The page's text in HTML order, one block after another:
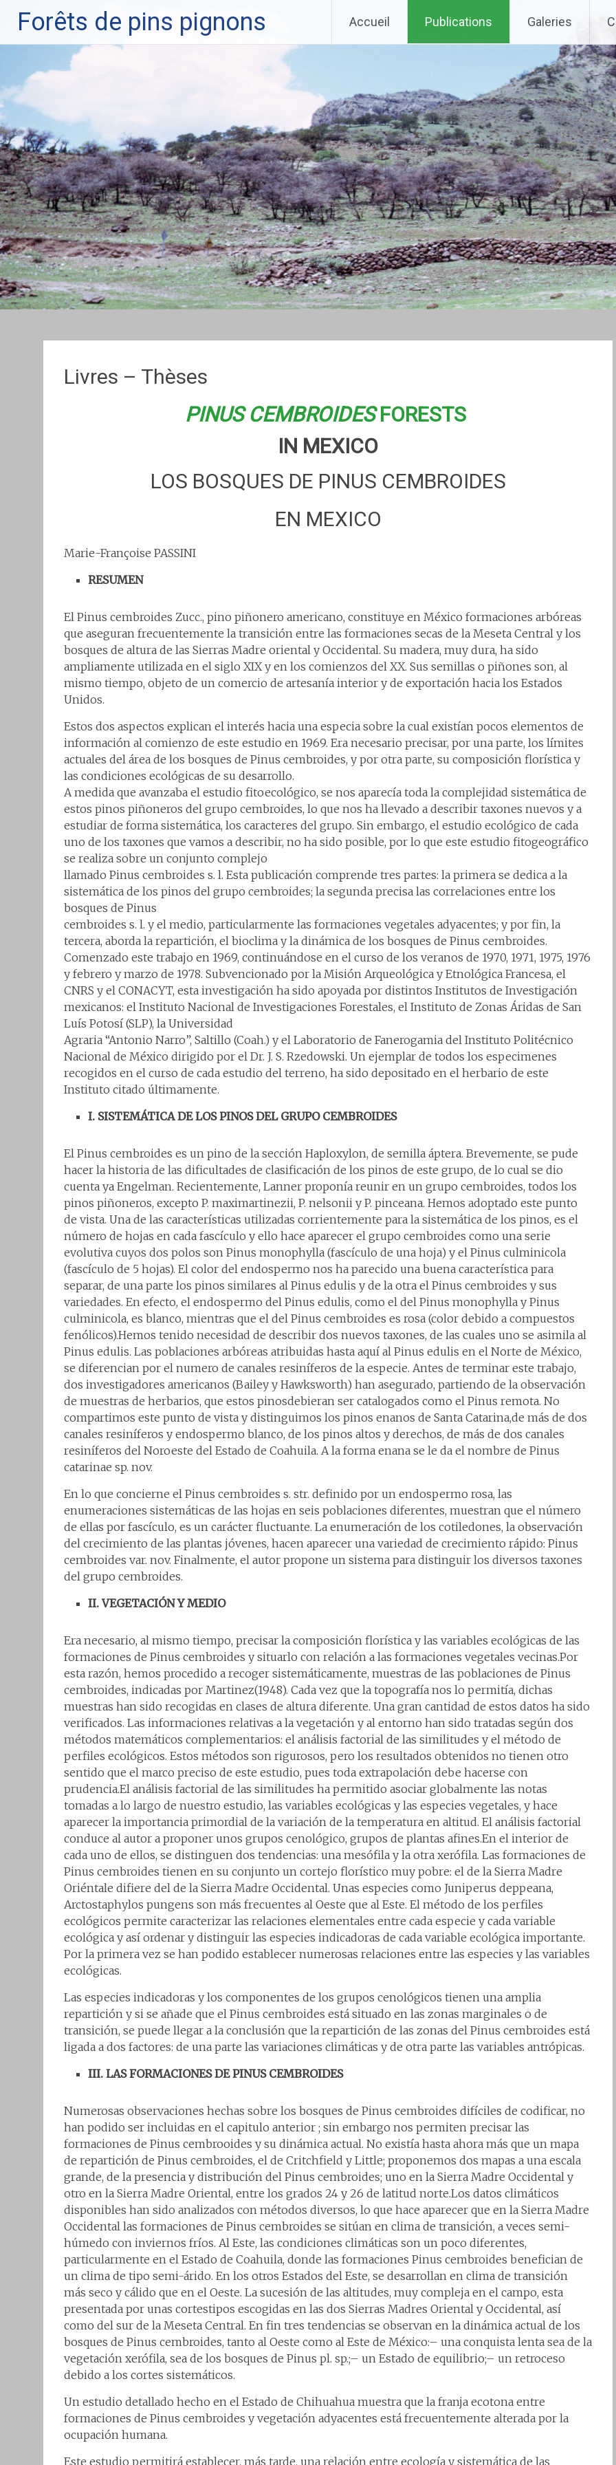
Forêts de pins pignons Accueil Publications Galeries
Livres – Thèses
PINUS CEMBROIDESFORESTS
IN MEXICO
LOS BOSQUES DE PINUS CEMBROIDES
EN MEXICO
Marie-Françoise PASSINI
RESUMEN
El Pinus cembroides Zucc., pino piñonero americano, constituye en México formaciones arbóreas
que aseguran frecuentemente la transición entre las formaciones secas de la Meseta Central y los
bosques de altura de las Sierras Madre oriental y Occidental. Su madera, muy dura, ha sido
ampliamente utilizada en el siglo XIX y en los comienzos del XX. Sus semillas o piñones son, al
mismo tiempo, objeto de un comercio de artesanía interior y de exportación hacia los Estados
Unidos.
Estos dos aspectos explican el interés hacia una especia sobre la cual existían pocos elementos de
información al comienzo de este estudio en 1969. Era necesario precisar, por una parte, los límites
actuales del área de los bosques de Pinus cembroides, y por otra parte, su composición florística y
las condiciones ecológicas de su desarrollo.
A medida que avanzaba el estudio fitoecológico, se nos aparecía toda la complejidad sistemática de
estos pinos piñoneros del grupo cembroides, lo que nos ha llevado a describir taxones nuevos y a
estudiar de forma sistemática, los caracteres del grupo. Sin embargo, el estudio ecológico de cada
uno de los taxones que vamos a describir, no ha sido posible, por lo que este estudio fitogeográfico
se realiza sobre un conjunto complejo
llamado Pinus cembroides s. l. Esta publicación comprende tres partes: la primera se dedica a la
sistemática de los pinos del grupo cembroides; la segunda precisa las correlaciones entre los
bosques de Pinus
cembroides s. l. y el medio, particularmente las formaciones vegetales adyacentes; y por fin, la
tercera, aborda la repartición, el bioclima y la dinámica de los bosques de Pinus cembroides.
Comenzado este trabajo en 1969, continuándose en el curso de los veranos de 1970, 1971, 1975, 1976
y febrero y marzo de 1978. Subvencionado por la Misión Arqueológica y Etnológica Francesa, el
CNRS y el CONACYT, esta investigación ha sido apoyada por distintos Institutos de Investigación
mexicanos: el Instituto Nacional de Investigaciones Forestales, el Instituto de Zonas Áridas de San
Luís Potosí (SLP), la Universidad
Agraria “Antonio Narro”, Saltillo (Coah.) y el Laboratorio de Fanerogamia del Instituto Politécnico
Nacional de México dirigido por el Dr. J. S. Rzedowski. Un ejemplar de todos los especimenes
recogidos en el curso de cada estudio del terreno, ha sido depositado en el herbario de este
Instituto citado últimamente.
I. SISTEMÁTICA DE LOS PINOS DEL GRUPO CEMBROIDES
El Pinus cembroides es un pino de la sección Haploxylon, de semilla áptera. Brevemente, se pude
hacer la historia de las dificultades de clasificación de los pinos de este grupo, de lo cual se dio
cuenta ya Engelman. Recientemente, Lanner proponía reunir en un grupo cembroides, todos los
pinos piñoneros, excepto P. maximartinezii, P. nelsonii y P. pinceana. Hemos adoptado este punto
de vista. Una de las características utilizadas corrientemente para la sistemática de los pinos, es el
número de hojas en cada fascículo y ello hace aparecer el grupo cembroides como una serie
evolutiva cuyos dos polos son Pinus monophylla (fascículo de una hoja) y el Pinus culminicola
(fascículo de 5 hojas). El color del endospermo nos ha parecido una buena característica para
separar, de una parte los pinos similares al Pinus edulis y de la otra el Pinus cembroides y sus
variedades. En efecto, el endospermo del Pinus edulis, como el del Pinus monophylla y Pinus
culminicola, es blanco, mientras que el del Pinus cembroides es rosa (color debido a compuestos
fenólicos).Hemos tenido necesidad de describir dos nuevos taxones, de las cuales uno se asimila al
Pinus edulis. Las poblaciones arbóreas atribuidas hasta aquí al Pinus edulis en el Norte de México,
se diferencian por el numero de canales resiníferos de la especie. Antes de terminar este trabajo,
dos investigadores americanos (Bailey y Hawksworth) han asegurado, partiendo de la observación
de muestras de herbarios, que estos pinosdebieran ser catalogados como el Pinus remota. No
compartimos este punto de vista y distinguimos los pinos enanos de Santa Catarina,de más de dos
canales resiníferos y endospermo blanco, de los pinos altos y derechos, de más de dos canales
resiníferos del Noroeste del Estado de Coahuila. A la forma enana se le da el nombre de Pinus
catarinae sp. nov.
En lo que concierne el Pinus cembroides s. str. definido por un endospermo rosa, las
enumeraciones sistemáticas de las hojas en seis poblaciones diferentes, muestran que el número
de ellas por fascículo, es un carácter fluctuante. La enumeración de los cotiledones, la observación
del crecimiento de las plantas jóvenes, hacen aparecer una variedad de crecimiento rápido: Pinus
cembroides var. nov. Finalmente, el autor propone un sistema para distinguir los diversos taxones
del grupo cembroides.
II. VEGETACIÓN Y MEDIO
Era necesario, al mismo tiempo, precisar la composición florística y las variables ecológicas de las
formaciones de Pinus cembroides y situarlo con relación a las formaciones vegetales vecinas.Por
esta razón, hemos procedido a recoger sistemáticamente, muestras de las poblaciones de Pinus
cembroides, indicadas por Martinez(1948). Cada vez que la topografía nos lo permitía, dichas
muestras han sido recogidas en clases de altura diferente. Una gran cantidad de estos datos ha sido
verificados. Las informaciones relativas a la vegetación y al entorno han sido tratadas según dos
métodos matemáticos complementarios: el análisis factorial de las similitudes y el método de
perfiles ecológicos. Estos métodos son rigurosos, pero los resultados obtenidos no tienen otro
sentido que el marco preciso de este estudio, pues toda extrapolación debe hacerse con
prudencia.El análisis factorial de las similitudes ha permitido asociar globalmente las notas
tomadas a lo largo de nuestro estudio, las variables ecológicas y las especies vegetales, y hace
aparecer la importancia primordial de la variación de la temperatura en altitud. El análisis factorial
conduce al autor a proponer unos grupos cenológico, grupos de plantas afines.En el interior de
cada uno de ellos, se distinguen dos tendencias: una mesófila y la otra xerófila. Las formaciones de
Pinus cembroides tienen en su conjunto un cortejo florístico muy pobre: el de la Sierra Madre
Oriéntale difiere del de la Sierra Madre Occidental. Unas especies como Juniperus deppeana,
Arctostaphylos pungens son más frecuentes al Oeste que al Este. El método de los perfiles
ecológicos permite caracterizar las relaciones elementales entre cada especie y cada variable
ecológica y así ordenar y distinguir las especies indicadoras de cada variable ecológica importante.
Por la primera vez se han podido establecer numerosas relaciones entre las especies y las variables
ecológicas.
Las especies indicadoras y los componentes de los grupos cenológicos tienen una amplia
repartición y si se añade que el Pinus cembroides está situado en las zonas marginales o de
transición, se puede llegar a la conclusión que la repartición de las zonas del Pinus cembroides está
ligada a dos factores: de una parte las variaciones climáticas y de otra parte las variables antrópicas.
III. LAS FORMACIONES DE PINUS CEMBROIDES
Numerosas observaciones hechas sobre los bosques de Pinus cembroides difíciles de codificar, no
han podido ser incluidas en el capitulo anterior ; sin embargo nos permiten precisar las
formaciones de Pinus cembrooides y su dinámica actual. No existía hasta ahora más que un mapa
de repartición de Pinus cembroides, el de Critchfield y Little; proponemos dos mapas a una escala
grande, de la presencia y distribución del Pinus cembroides; uno en la Sierra Madre Occidental y
otro en la Sierra Madre Oriental, entre los grados 24 y 26 de latitud norte.Los datos climáticos
disponibles han sido analizados con métodos diversos, lo que hace aparecer que en la Sierra Madre
Occidental las formaciones de Pinus cembroides se sitúan en clima de transición, a veces semi-
húmedo con inviernos fríos. Al Este, las condiciones climáticas son un poco diferentes,
particularmente en el Estado de Coahuila, donde las formaciones Pinus cembroides benefician de
un clima de tipo semi-árido. En los otros Estados del Este, se desarrollan en clima de transición
más seco y cálido que en el Oeste. La sucesión de las altitudes, muy compleja en el campo, esta
presentada por unas cortestipos escogidas en las dos Sierras Madres Oriental y Occidental, así
como del sur de la Meseta Central. En fin tres tendencias se observan en la dinámica actual de los
bosques de Pinus cembroides, tanto al Oeste como al Este de México:– una conquista lenta sea de la
vegetación xerófila, sea de los bosques de Pinus pl. sp.;– un Estado de equilibrio;– un retroceso
debido a los cortes sistemáticos.
Un estudio detallado hecho en el Estado de Chihuahua muestra que la franja ecotona entre
formaciones de Pinus cembroides y vegetación adyacentes está frecuentemente alterada por la
ocupación humana.
Este estudio permitirá establecer, más tarde, una relación entre ecología y sistemática de las